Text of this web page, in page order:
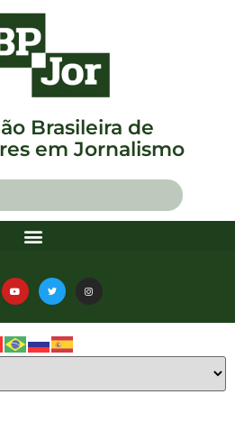
Brasileira de
em Jornalismo